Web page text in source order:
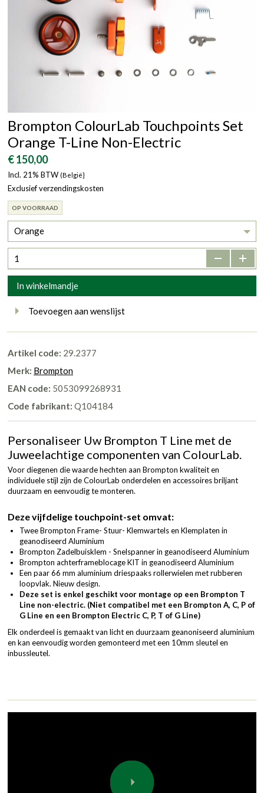
Brompton ColourLab Touchpoints Set
Orange T-Line Non-Electric
€ 150,00
Incl. 21% BTW (België}
Exclusief verzendingskosten
OP VOORRAAD
Orange
- +
In winkelmandje
Toevoegen aan wenslijst
Artikel code: 29.2377
Merk: Brompton
EAN code: 5053099268931
Code fabrikant: Q104184
Personaliseer Uw Brompton T Line met de
Juweelachtige componenten van ColourLab.
Voor diegenen die waarde hechten aan Brompton kwaliteit en
individuele stijl zijn de ColourLab onderdelen en accessoires briljant
duurzaam en eenvoudig te monteren.
Deze vijfdelige touchpoint-set omvat:
Twee Brompton Frame- Stuur- Klemwartels en Klemplaten in
geanodiseerd Aluminium
Brompton Zadelbuisklem - Snelspanner in geanodiseerd Aluminium
Brompton achterframeblocage KIT in geanodiseerd Aluminium
Een paar 66 mm aluminium driespaaks rollerwielen met rubberen
loopvlak. Nieuw design.
Deze set is enkel geschikt voor montage op een Brompton T
Line non-electric. (Niet compatibel met een Brompton A, C, P of
G Line en een Brompton Electric C, P, T of G Line)
Elk onderdeel is gemaakt van licht en duurzaam geanoniseerd aluminium
en kan eenvoudig worden gemonteerd met een 10mm sleutel en
inbussleutel.